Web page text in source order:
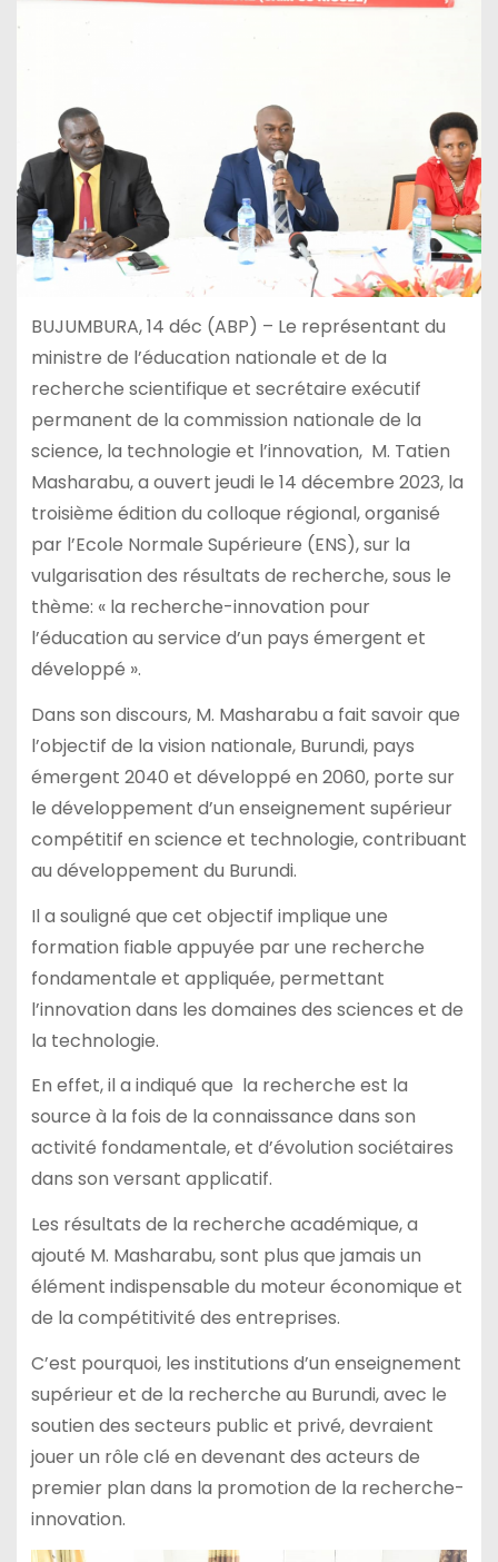
BUJUMBURA, 14 déc (ABP) – Le représentant du
ministre de l’éducation nationale et de la
recherche scientifique et secrétaire exécutif
permanent de la commission nationale de la
science, la technologie et l’innovation, M. Tatien
Masharabu, a ouvert jeudi le 14 décembre 2023, la
troisième édition du colloque régional, organisé
par l’Ecole Normale Supérieure (ENS), sur la
vulgarisation des résultats de recherche, sous le
thème: « la recherche-innovation pour
l’éducation au service d’un pays émergent et
développé ».
Dans son discours, M. Masharabu a fait savoir que
l’objectif de la vision nationale, Burundi, pays
émergent 2040 et développé en 2060, porte sur
le développement d’un enseignement supérieur
compétitif en science et technologie, contribuant
au développement du Burundi.
Il a souligné que cet objectif implique une
formation fiable appuyée par une recherche
fondamentale et appliquée, permettant
l’innovation dans les domaines des sciences et de
la technologie.
En effet, il a indiqué que la recherche est la
source à la fois de la connaissance dans son
activité fondamentale, et d’évolution sociétaires
dans son versant applicatif.
Les résultats de la recherche académique, a
ajouté M. Masharabu, sont plus que jamais un
élément indispensable du moteur économique et
de la compétitivité des entreprises.
C’est pourquoi, les institutions d’un enseignement
supérieur et de la recherche au Burundi, avec le
soutien des secteurs public et privé, devraient
jouer un rôle clé en devenant des acteurs de
premier plan dans la promotion de la recherche-
innovation.